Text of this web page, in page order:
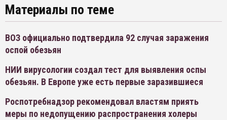
Материалы по теме
ВОЗ официально подтвердила 92 случая заражения
оспой обезьян
НИИ вирусологии создал тест для выявления оспы
обезьян. В Европе уже есть первые заразившиеся
Роспотребнадзор рекомендовал властям приять
меры по недопущению распространения холеры